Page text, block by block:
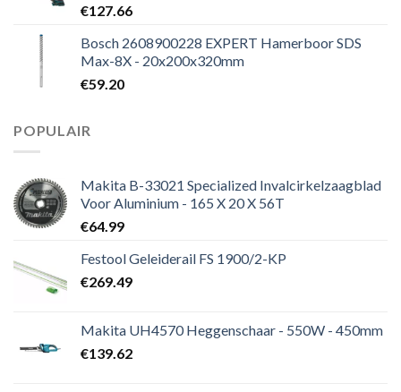
€127.66
Bosch 2608900228 EXPERT Hamerboor SDS
Max-8X - 20x200x320mm
€59.20
POPULAIR
Makita B-33021 Specialized Invalcirkelzaagblad
Voor Aluminium - 165 X 20 X 56T
€64.99
Festool Geleiderail FS 1900/2-KP
€269.49
Makita UH4570 Heggenschaar - 550W - 450mm
€139.62